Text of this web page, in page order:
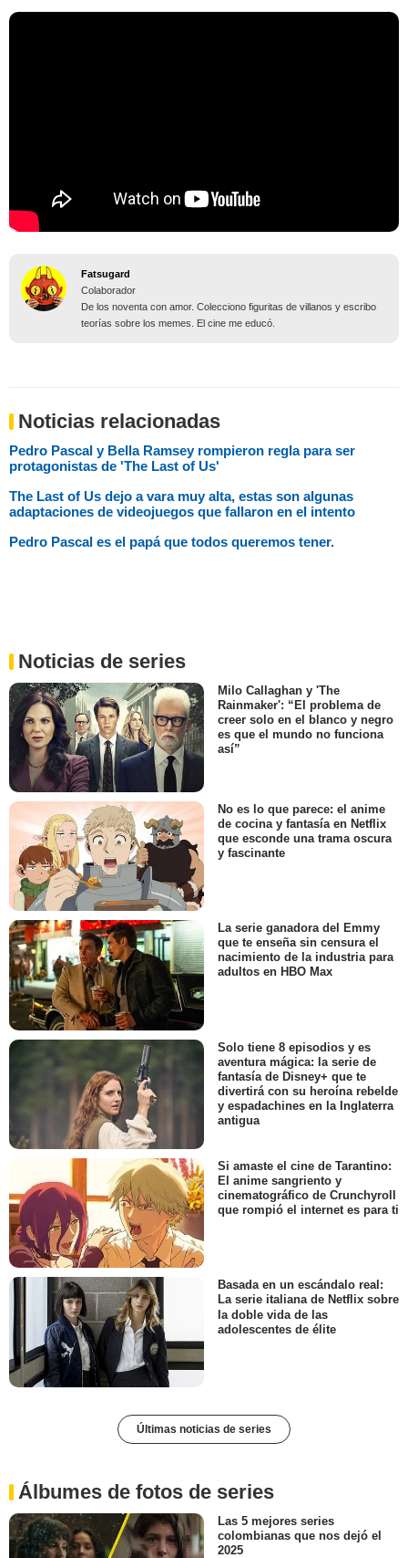
Fatsugard
Colaborador
De los noventa con amor. Colecciono figuritas de villanos y escribo
teorías sobre los memes. El cine me educó.
Noticias relacionadas
Pedro Pascal y Bella Ramsey rompieron regla para ser
protagonistas de 'The Last of Us'
The Last of Us dejo a vara muy alta, estas son algunas
adaptaciones de videojuegos que fallaron en el intento
Pedro Pascal es el papá que todos queremos tener.
Noticias de series
Milo Callaghan y 'The
Rainmaker': “El problema de
creer solo en el blanco y negro
es que el mundo no funciona
así”
No es lo que parece: el anime
de cocina y fantasía en Netflix
que esconde una trama oscura
y fascinante
La serie ganadora del Emmy
que te enseña sin censura el
nacimiento de la industria para
adultos en HBO Max
Solo tiene 8 episodios y es
aventura mágica: la serie de
fantasía de Disney+ que te
divertirá con su heroína rebelde
y espadachines en la Inglaterra
antigua
Si amaste el cine de Tarantino:
El anime sangriento y
cinematográfico de Crunchyroll
que rompió el internet es para ti
Basada en un escándalo real:
La serie italiana de Netflix sobre
la doble vida de las
adolescentes de élite
Últimas noticias de series
Álbumes de fotos de series
Las 5 mejores series
colombianas que nos dejó el
2025